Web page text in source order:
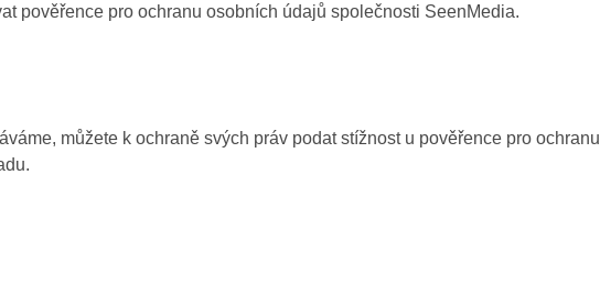
pověřence pro ochranu osobních údajů společnosti SeenMedia.
můžete k ochraně svých práv podat stížnost u pověřence pro ochranu